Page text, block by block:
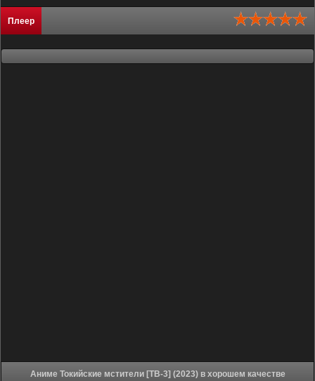
Плеер
Аниме Токийские мстители [ТВ-3] (2023) в хорошем качестве